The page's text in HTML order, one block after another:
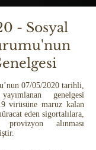
- Sosyal
07/05/2020 tarihli,
genelgesi
virüsüne maruz kalan
eden sigortalılara,
provizyon alınması